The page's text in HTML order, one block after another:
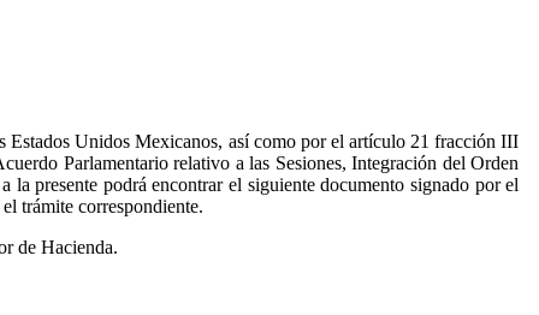
Unidos Mexicanos, así como por el artículo 21 fracción III
Parlamentario relativo a las Sesiones, Integración del Orden
presente podrá encontrar el siguiente documento signado por el
trámite correspondiente.
de Hacienda.